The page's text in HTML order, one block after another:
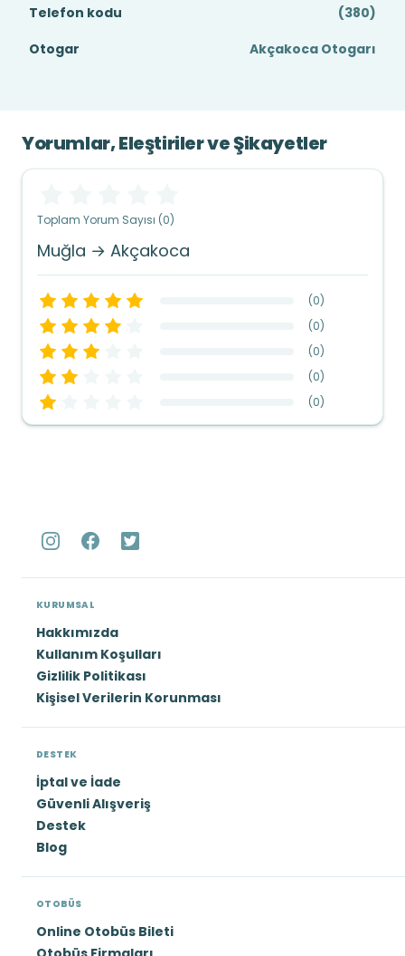
Telefon kodu
(380)
Otogar
Akçakoca Otogarı
Yorumlar, Eleştiriler ve Şikayetler
Toplam Yorum Sayısı (0)
Muğla → Akçakoca
(0)
(0)
(0)
(0)
(0)
KURUMSAL
Hakkımızda
Kullanım Koşulları
Gizlilik Politikası
Kişisel Verilerin Korunması
DESTEK
İptal ve İade
Güvenli Alışveriş
Destek
Blog
OTOBÜS
Online Otobüs Bileti